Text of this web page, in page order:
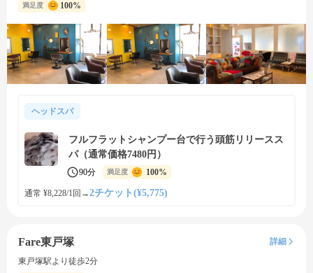
満足度 100%
ヘッドスパ
フルフラットシャンプー台で行う頭筋リリースス
パ（通常価格7480円）
90分 満足度 100%
通常 ¥8,228/1回 →2チケット(¥5,775)
Fare東戸塚
詳細
東戸塚駅より徒歩2分